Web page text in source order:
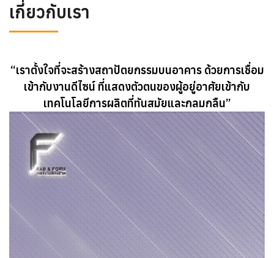
เกี่ยวกับเรา
“เราตั้งใจที่จะสร้างสถาปัตยกรรมบนอาคาร ด้วยการเชื่อม
เข้ากับงานดีไซน์ ที่แสดงตัวตนของผู้อยู่อาศัยเข้ากับ
เทคโนโลยีการผลิตที่ทันสมัยและกลมกลืน”